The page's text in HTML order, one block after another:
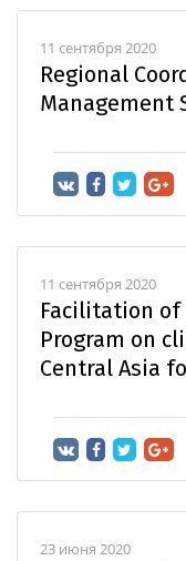
11 сентября 2020
Regional
Management
11 сентября 2020
Facilitation
Program on
Central Asia
23 июня 2020